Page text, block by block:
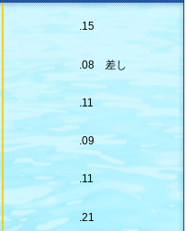
.15
.08 差し
.11
.09
.11
.21